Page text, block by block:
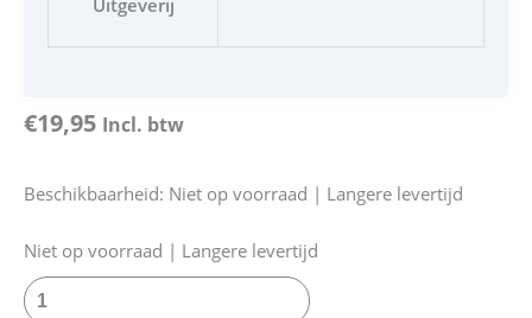
Uitgeverij
€19,95 Incl. btw
Beschikbaarheid: Niet op voorraad | Langere levertijd
Niet op voorraad | Langere levertijd
Kleine
Kangoeroe
-